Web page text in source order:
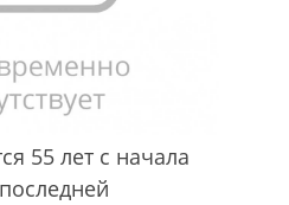
55 лет с начала